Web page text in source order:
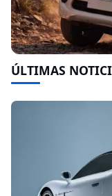
GALLOPER
Galloper
ÚLTIMAS